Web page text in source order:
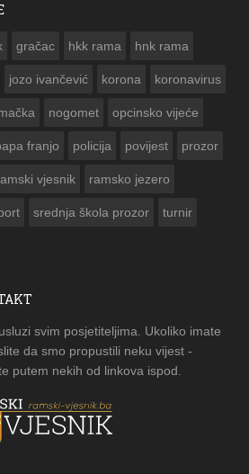
gračac hkk rama hnk rama
jozo ivančević korona koronavirus
nogomet opcinsko vijeće
franjo policija povijest prozor
vjesnik ramsko jezero
srednja škola prozor turnir
svim posjetiteljima. Ukoliko imate
da smo propustili neku vijest -
putem nekih od linkova ispod.